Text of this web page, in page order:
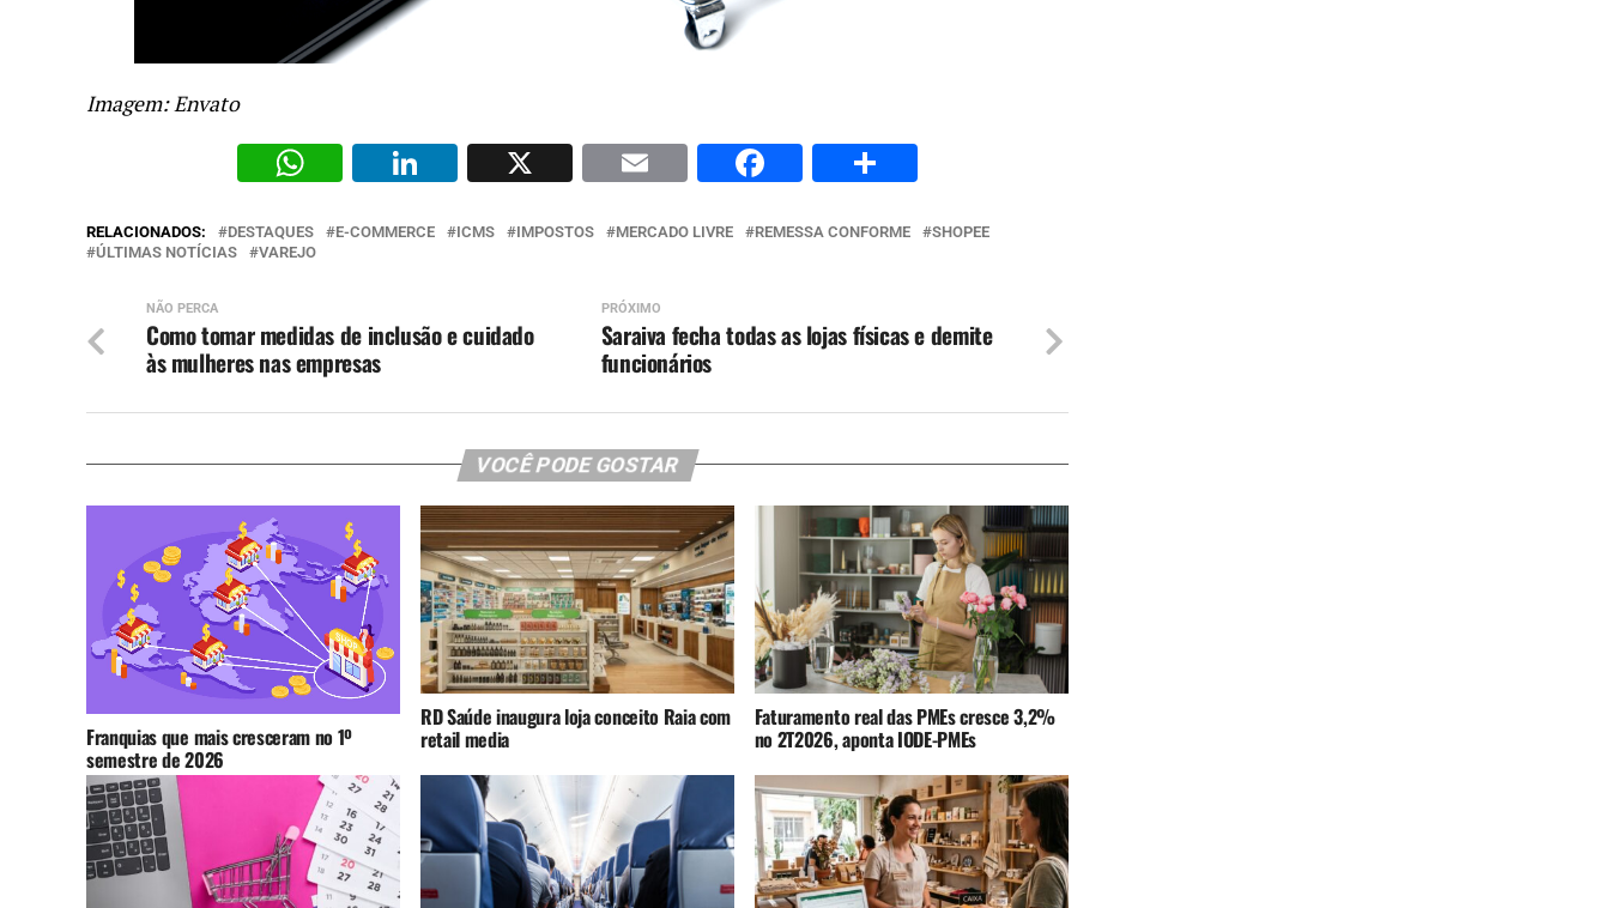
Imagem: Envato
WhatsAppLinkedIn
X Email Facebook
RELACIONADOS: DESTAQUES E-COMMERCE ICMS IMPOSTOS MERCADO LIVRE REMESSA CONFORME
SHOPEE
ÚLTIMAS NOTÍCIAS
VAREJO
PRÓXIMO
Saraiva fecha todas as lojas físicas e demite
funcionários
NÃO PERCA
Como tomar medidas de inclusão e cuidado
às mulheres nas empresas
VOCÊ PODE GOSTAR
Franquias que mais cresceram no 1º
semestre de 2026
RD Saúde inaugura loja conceito Raia com
retail media
Faturamento real das PMEs cresce 3,2%
no 2T2026, aponta IODE-PMEs